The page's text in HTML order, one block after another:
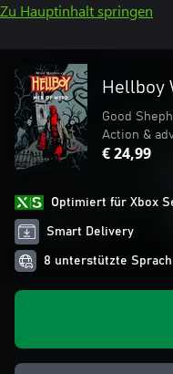
Zu Hauptinhalt springen
Hellboy
Good
Action &
€ 24,99
Optimiert für Xbox
Smart Delivery
8 unterstützte